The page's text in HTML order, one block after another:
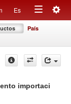
Es
Toggle
País
importaci